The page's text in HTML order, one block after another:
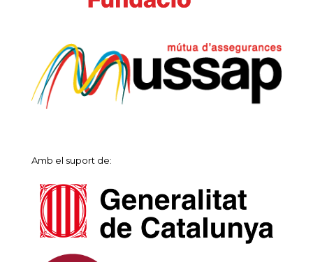
Amb el suport de: